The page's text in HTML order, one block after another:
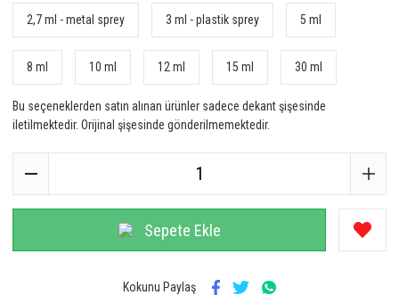
2,7 ml - metal sprey
3 ml - plastik sprey 5 ml
8 ml 10 ml 12 ml 15 ml 30 ml
Bu seçeneklerden satın alınan ürünler sadece dekant şişesinde
iletilmektedir. Orijinal şişesinde gönderilmemektedir.
Sepete Ekle
Kokunu Paylaş